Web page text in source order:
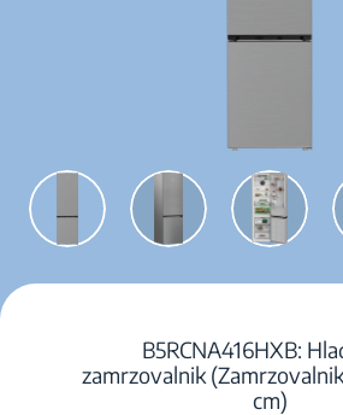
B5RCNA416HXB:
zamrzovalnik
cm)